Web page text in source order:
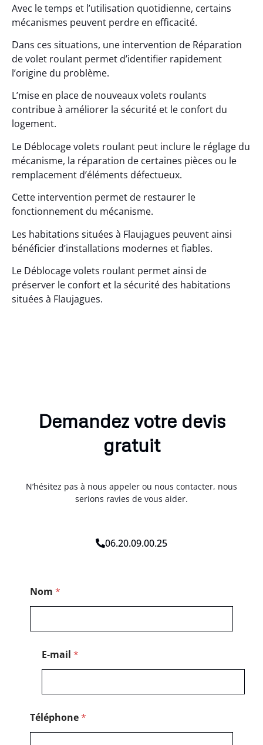
Avec le temps et l’utilisation quotidienne, certains
mécanismes peuvent perdre en efficacité.
Dans ces situations, une intervention de Réparation
de volet roulant permet d’identifier rapidement
l’origine du problème.
L’mise en place de nouveaux volets roulants
contribue à améliorer la sécurité et le confort du
logement.
Le Déblocage volets roulant peut inclure le réglage du
mécanisme, la réparation de certaines pièces ou le
remplacement d’éléments défectueux.
Cette intervention permet de restaurer le
fonctionnement du mécanisme.
Les habitations situées à Flaujagues peuvent ainsi
bénéficier d’installations modernes et fiables.
Le Déblocage volets roulant permet ainsi de
préserver le confort et la sécurité des habitations
situées à Flaujagues.
Demandez votre devis
gratuit
N’hésitez pas à nous appeler ou nous contacter, nous
serions ravies de vous aider.
06.20.09.00.25
Nom *
E-mail *
Téléphone*